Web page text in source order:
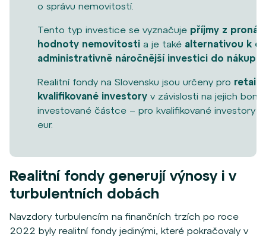
o správu nemovitostí.
Tento typ investice se vyznačuje příjmy z
hodnoty nemovitosti a je také alternativou k
administrativně náročnější investici do
Realitní fondy na Slovensku jsou určeny pro
kvalifikované investory v závislosti na jejich
investované částce – pro kvalifikované
eur.
Realitní fondy generují výnosy i v
turbulentních dobách
Navzdory turbulencím na finančních trzích po roce
2022 byly realitní fondy jedinými, které pokračovaly v